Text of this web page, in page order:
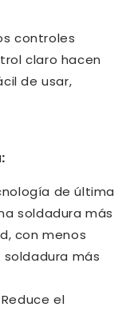
controles
claro hacen
de usar,
de última
soldadura más
con menos
más
Reduce el